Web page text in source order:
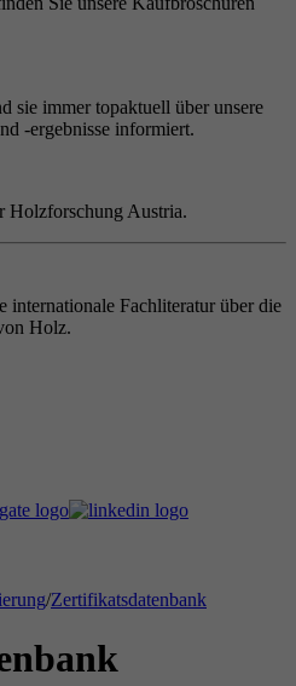
sie immer topaktuell über unsere
-ergebnisse informiert.
Holzforschung Austria.
internationale Fachliteratur über die
Holz.
/Zertifikatsdatenbank